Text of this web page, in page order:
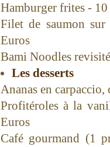
Hamburger frites -
Filet de saumon
Euros
Bami Noodles
Les desserts
Ananas en
Profitéroles à la
Euros
Café gourmand (1